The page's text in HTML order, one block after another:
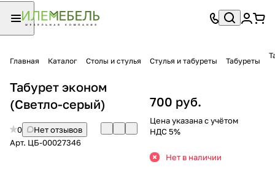
Главная Каталог Столы и стулья Стулья и табуреты Табуреты
Табурет эконом
(Светло-серый)
0
Нет отзывов
Арт. ЦБ-00027346
700 руб.
Цена указана с учётом
НДС 5%
Нет в наличии